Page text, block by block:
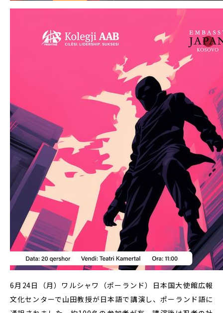
6月24日（月）ワルシャワ（ポーランド）日本国大使館広報
文化センターで山田教授が日本語で講演し、ポーランド語に